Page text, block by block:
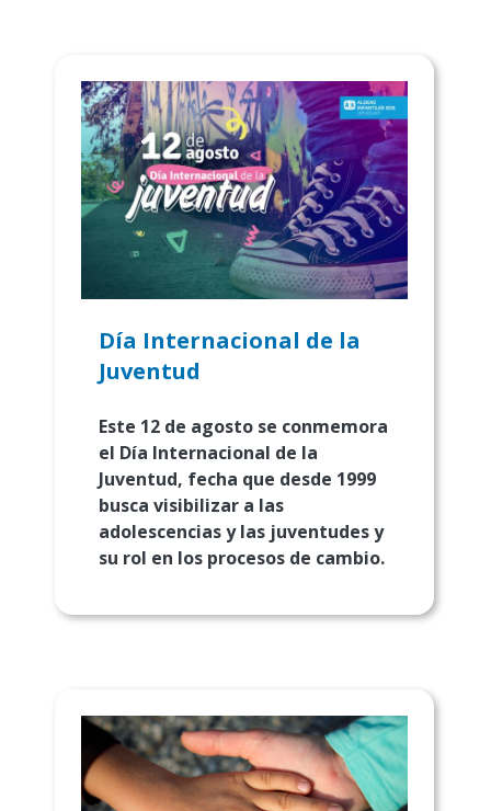
Día Internacional de la
Juventud
Este 12 de agosto se conmemora
el Día Internacional de la
Juventud, fecha que desde 1999
busca visibilizar a las
adolescencias y las juventudes y
su rol en los procesos de cambio.